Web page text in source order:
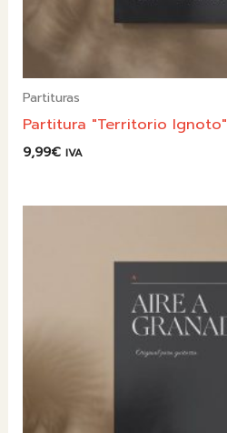
Partituras
Partitura "Territorio Ignoto"
9,99€ IVA